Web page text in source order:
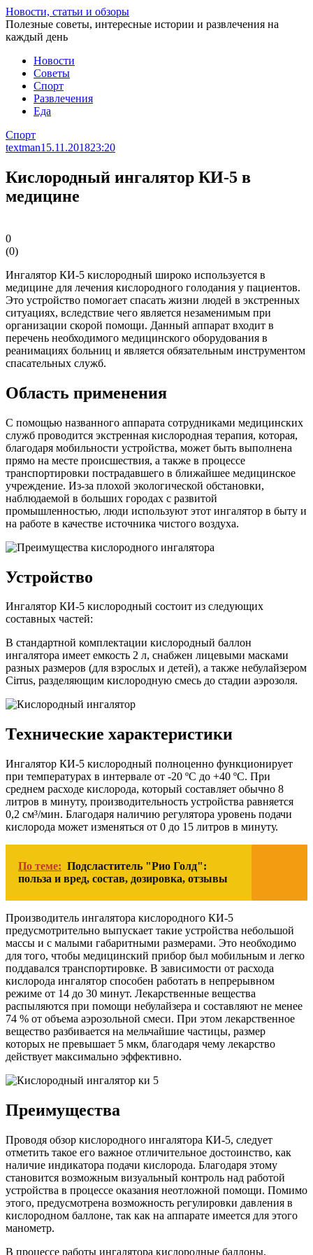
Перейти
к
статье
Новости, статьи и обзоры
Полезные советы, интересные истории и развлечения на
каждый день
Новости
Советы
Спорт
Развлечения
Еда
Спорт
textman15.11.201823:20
Кислородный ингалятор КИ-5 в
медицине
0
(0)
Ингалятор КИ-5 кислородный широко используется в
медицине для лечения кислородного голодания у пациентов.
Это устройство помогает спасать жизни людей в экстренных
ситуациях, вследствие чего является незаменимым при
организации скорой помощи. Данный аппарат входит в
перечень необходимого медицинского оборудования в
реанимациях больниц и является обязательным инструментом
спасательных служб.
Область применения
С помощью названного аппарата сотрудниками медицинских
служб проводится экстренная кислородная терапия, которая,
благодаря мобильности устройства, может быть выполнена
прямо на месте происшествия, а также в процессе
транспортировки пострадавшего в ближайшее медицинское
учреждение. Из-за плохой экологической обстановки,
наблюдаемой в больших городах с развитой
промышленностью, люди используют этот ингалятор в быту и
на работе в качестве источника чистого воздуха.
Устройство
Ингалятор КИ-5 кислородный состоит из следующих
составных частей:
В стандартной комплектации кислородный баллон
ингалятора имеет емкость 2 л, снабжен лицевыми масками
разных размеров (для взрослых и детей), а также небулайзером
Cirrus, разделяющим кислородную смесь до стадии аэрозоля.
Технические характеристики
Ингалятор КИ-5 кислородный полноценно функционирует
при температурах в интервале от -20 ºС до +40 ºС. При
среднем расходе кислорода, который составляет обычно 8
литров в минуту, производительность устройства равняется
0,2 см³/мин. Благодаря наличию регулятора уровень подачи
кислорода может изменяться от 0 до 15 литров в минуту.
По теме: Подсластитель "Рио Голд":
польза и вред, состав, дозировка, отзывы
Производитель ингалятора кислородного КИ-5
предусмотрительно выпускает такие устройства небольшой
массы и с малыми габаритными размерами. Это необходимо
для того, чтобы медицинский прибор был мобильным и легко
поддавался транспортировке. В зависимости от расхода
кислорода ингалятор способен работать в непрерывном
режиме от 14 до 30 минут. Лекарственные вещества
распыляются при помощи небулайзера и составляют не менее
74 % от объема аэрозольной смеси. При этом лекарственное
вещество разбивается на мельчайшие частицы, размер
которых не превышает 5 мкм, благодаря чему лекарство
действует максимально эффективно.
Преимущества
Проводя обзор кислородного ингалятора КИ-5, следует
отметить такое его важное отличительное достоинство, как
наличие индикатора подачи кислорода. Благодаря этому
становится возможным визуальный контроль над работой
устройства в процессе оказания неотложной помощи. Помимо
этого, предусмотрена возможность регулировки давления в
кислородном баллоне, так как на аппарате имеется для этого
манометр.
В процессе работы ингалятора кислородные баллоны,